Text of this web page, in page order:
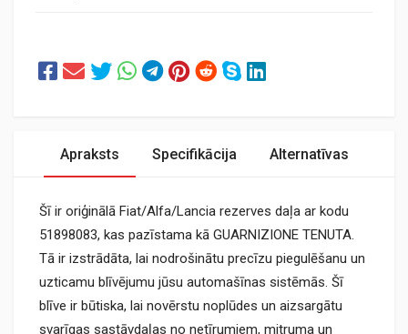
Apraksts Specifikācija Alternatīvas
Šī ir oriģinālā Fiat/Alfa/Lancia rezerves daļa ar kodu
51898083, kas pazīstama kā GUARNIZIONE TENUTA.
Tā ir izstrādāta, lai nodrošinātu precīzu piegulēšanu un
uzticamu blīvējumu jūsu automašīnas sistēmās. Šī
blīve ir būtiska, lai novērstu noplūdes un aizsargātu
svarīgas sastāvdaļas no netīrumiem, mitruma un